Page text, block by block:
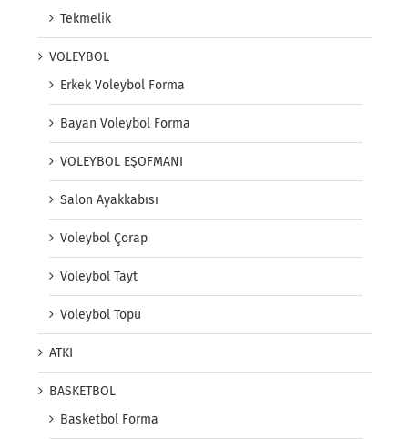
Tekmelik
VOLEYBOL
Erkek Voleybol Forma
Bayan Voleybol Forma
VOLEYBOL EŞOFMANI
Salon Ayakkabısı
Voleybol Çorap
Voleybol Tayt
Voleybol Topu
ATKI
BASKETBOL
Basketbol Forma